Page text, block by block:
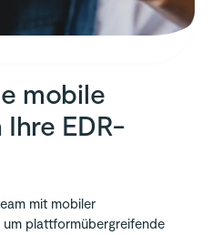
mobile
EDR-
mit mobiler
um plattformübergreifende